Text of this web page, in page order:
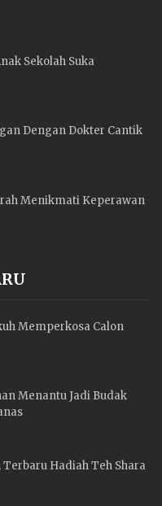
Sekolah Suka
Dengan Dokter Cantik
Menikmati Keperawan
Memperkosa Calon
Menantu Jadi Budak
Terbaru Hadiah Teh Shara